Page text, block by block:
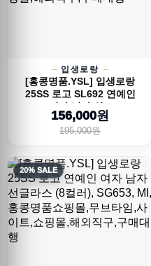
입생로랑
[홍콩명품.YSL] 입생로랑
25SS 로고 SL692 연예인
여자 남자 안...
156,000원
195,000원
20% SALE